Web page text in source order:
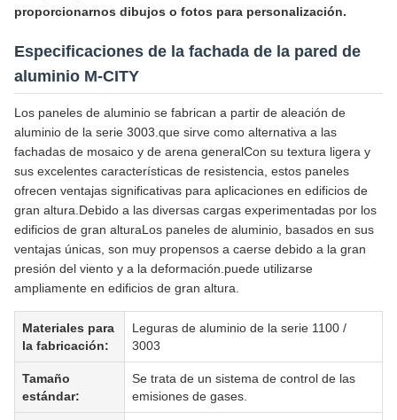
proporcionarnos dibujos o fotos para personalización.
Especificaciones de la fachada de la pared de
aluminio M-CITY
Los paneles de aluminio se fabrican a partir de aleación de
aluminio de la serie 3003.que sirve como alternativa a las
fachadas de mosaico y de arena generalCon su textura ligera y
sus excelentes características de resistencia, estos paneles
ofrecen ventajas significativas para aplicaciones en edificios de
gran altura.Debido a las diversas cargas experimentadas por los
edificios de gran alturaLos paneles de aluminio, basados en sus
ventajas únicas, son muy propensos a caerse debido a la gran
presión del viento y a la deformación.puede utilizarse
ampliamente en edificios de gran altura.
Materiales para
la fabricación:
Leguras de aluminio de la serie 1100 /
3003
Tamaño
estándar:
Se trata de un sistema de control de las
emisiones de gases.